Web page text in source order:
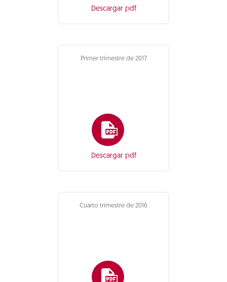
Descargar pdf
Primer trimestre de 2017
Descargar pdf
Cuarto trimestre de 2016